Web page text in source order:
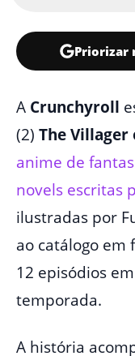
Priorizar
A Crunchyroll
(2) The Villager
anime de
novels escritas
ilustradas por
ao catálogo em
12 episódios
temporada.
A história